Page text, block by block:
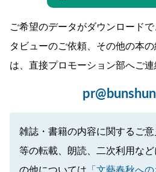
ご希望のデータがダウンロード
タビューのご依頼、その他の本
は、直接プロモーション部へご連
雑誌・書籍の内容に関するご
等の転載、朗読、二次利用な
の他については 「文藝春秋への